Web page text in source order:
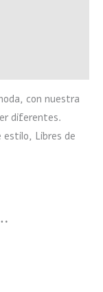
con nuestra
diferentes.
estilo, Libres de